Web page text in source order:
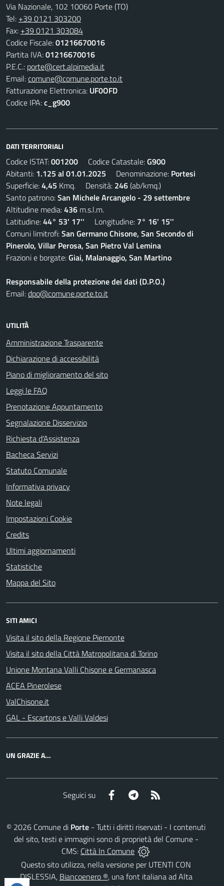
Via Nazionale, 102 10060 Porte (TO)
Tel: +39 0121 303200
Fax: +39 0121 303084
Codice Fiscale:01216670016
Partita IVA:01216670016
P.E.C.: porte@cert.alpimedia.it
Email:comune@comune.porte.to.it
Fatturazione Elettronica: UF0OFD
Codice IPA:c_g900
DATI TERRITORIALI
Codice ISTAT:001200 Codice Catastale:G900
Abitanti: 1.125 al 01.01.2025 Denominazione: Portesi
Superficie:4,45 Kmq. Densità: 246(ab/kmq.)
Santo patrono:San Michele Arcangelo - 29 settembre
Altitudine media:436 m.s.l.m.
Latitudine:44° 53' 17'' Longitudine: 7° 16' 15''
Comuni limitrofi:San Germano Chisone, San Secondo di
Pinerolo, Villar Perosa, San Pietro Val Lemina
Frazioni e borgate:Giai, Malanaggio, San Martino
Responsabile della protezione dei dati (D.P.O.)
Email:dpo@comune.porte.to.it
UTILITÀ
Amministrazione Trasparente
Dichiarazione di accessibilità
Piano di miglioramento del sito
Leggi le FAQ
Prenotazione Appuntamento
Segnalazione Disservizio
Richiesta d'Assistenza
Bacheca Servizi
Statuto Comunale
Informativa privacy
Note legali
Impostazioni Cookie
Credits
Ultimi aggiornamenti
Statistiche
Mappa del Sito
SITI AMICI
Visita il sito della Regione Piemonte
Visita il sito della Città Matropolitana di Torino
Unione Montana Valli Chisone e Germanasca
ACEA Pinerolese
ValChisone.it
GAL - Escartons e Valli Valdesi
UN GRAZIE A...
Seguici su Facebook Telegram
© 2026 Comune di Porte - Tutti i diritti riservati - I contenuti
del sito, testi e immagini sono di proprietà del Comune -
CMS: Città In Comune
Questo sito utilizza, nella versione per UTENTI CON
DISLESSIA, Biancoenero ®, una font italiana ad Alta